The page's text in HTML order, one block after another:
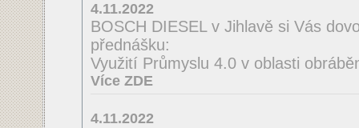
4.11.2022
BOSCH DIESEL v Jihlavě si Vás
přednášku:
Využití Průmyslu 4.0 v oblasti
Více ZDE
4.11.2022